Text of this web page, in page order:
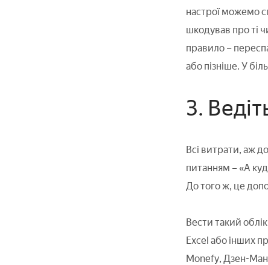
настрої можемо
шкодував про ті
правило –
або пізніше. У
3.
Всі витрати, аж
питанням – «А
До того ж, це
Вести такий
Excel або інших
Monefy, Дзен-